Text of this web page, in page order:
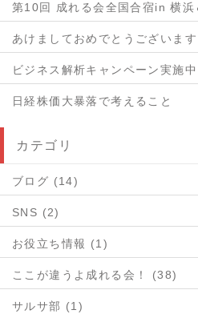
第10回 成れる会全国合宿in 横浜
あけましておめでとうございます
ビジネス解析キャンペーン実施中
日経株価大暴落で考えること
カテゴリ
ブログ (14)
SNS (2)
お役立ち情報 (1)
ここが違うよ成れる会！ (38)
サルサ部 (1)